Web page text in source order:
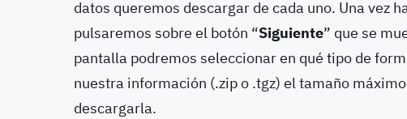
datos queremos descargar de cada uno. Una vez
pulsaremos sobre el botón “Siguiente” que se
pantalla podremos seleccionar en qué tipo de
nuestra información (.zip o .tgz) el tamaño
descargarla.